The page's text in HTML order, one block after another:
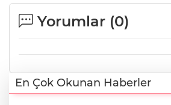
Yorumlar (0)
En Çok Okunan Haberler